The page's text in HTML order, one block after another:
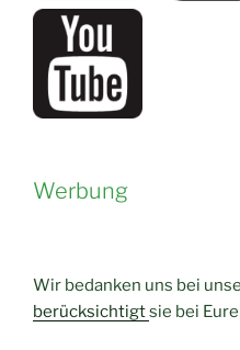
Werbung
Wir bedanken uns bei
berücksichtigtsie bei